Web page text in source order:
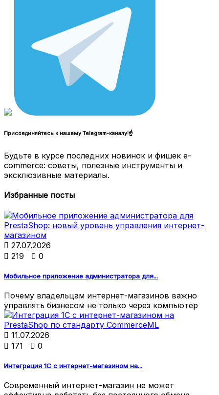
Присоединяйтесь к нашему Telegram-каналу!☝
Будьте в курсе последних новинок и фишек e-
commerce: советы, полезные инструменты и
эксклюзивные материалы.
Избранные посты
 27.07.2026
 219  0
Мобильное приложение администратора для...
Почему владельцам интернет-магазинов важно
управлять бизнесом не только через компьютер
 11.07.2026
 171  0
Интеграция 1С с интернет-магазином на...
Современный интернет-магазин не может